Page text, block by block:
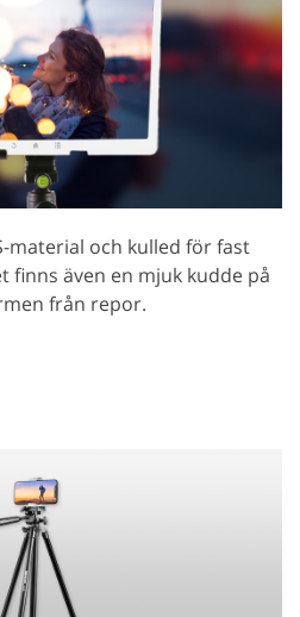
material och kulled för fast
finns även en mjuk kudde på
från repor.